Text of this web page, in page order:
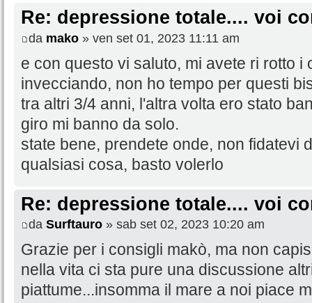
Re: depressione totale.... voi
da mako » ven set 01, 2023 11:11 am
e con questo vi saluto, mi avete ri rotto i
invecciando, non ho tempo per questi
tra altri 3/4 anni, l'altra volta ero stato
giro mi banno da solo.
state bene, prendete onde, non fidatevi
qualsiasi cosa, basto volerlo
Re: depressione totale.... voi
da Surftauro » sab set 02, 2023 10:20 am
Grazie per i consigli makò, ma non
nella vita ci sta pure una discussione
piattume...insomma il mare a noi piace